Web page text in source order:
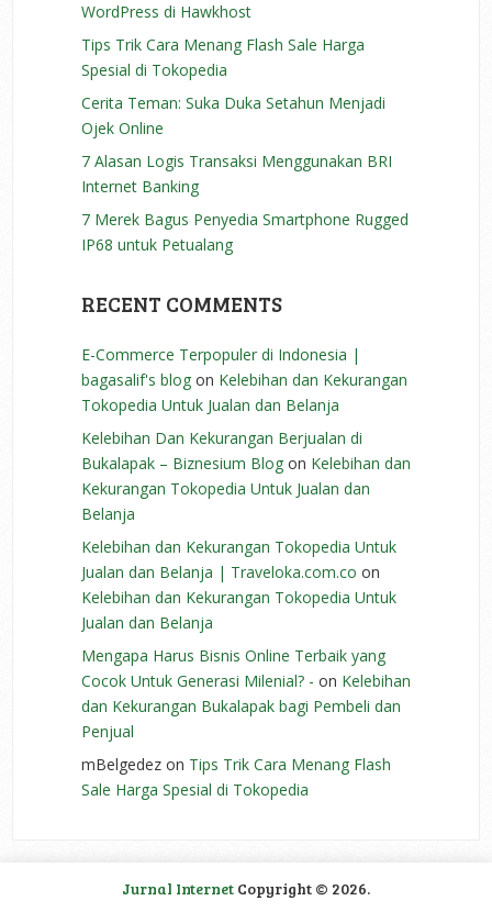
WordPress di Hawkhost
Tips Trik Cara Menang Flash Sale Harga
Spesial di Tokopedia
Cerita Teman: Suka Duka Setahun Menjadi
Ojek Online
7 Alasan Logis Transaksi Menggunakan BRI
Internet Banking
7 Merek Bagus Penyedia Smartphone Rugged
IP68 untuk Petualang
RECENT COMMENTS
E-Commerce Terpopuler di Indonesia |
bagasalif's blog on Kelebihan dan Kekurangan
Tokopedia Untuk Jualan dan Belanja
Kelebihan Dan Kekurangan Berjualan di
Bukalapak – Biznesium Blog on Kelebihan dan
Kekurangan Tokopedia Untuk Jualan dan
Belanja
Kelebihan dan Kekurangan Tokopedia Untuk
Jualan dan Belanja | Traveloka.com.co on
Kelebihan dan Kekurangan Tokopedia Untuk
Jualan dan Belanja
Mengapa Harus Bisnis Online Terbaik yang
Cocok Untuk Generasi Milenial? - on Kelebihan
dan Kekurangan Bukalapak bagi Pembeli dan
Penjual
mBelgedez on Tips Trik Cara Menang Flash
Sale Harga Spesial di Tokopedia
Jurnal Internet Copyright © 2026.